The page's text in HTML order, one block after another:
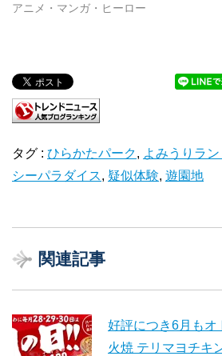
アニメ・マンガ・ヒーロー
タグ : ひらかたパーク, よみうりラン
シーパラダイス, 疑似体験, 遊園地
関連記事
好評につき6月もオ
火焼 テリマヨチキ